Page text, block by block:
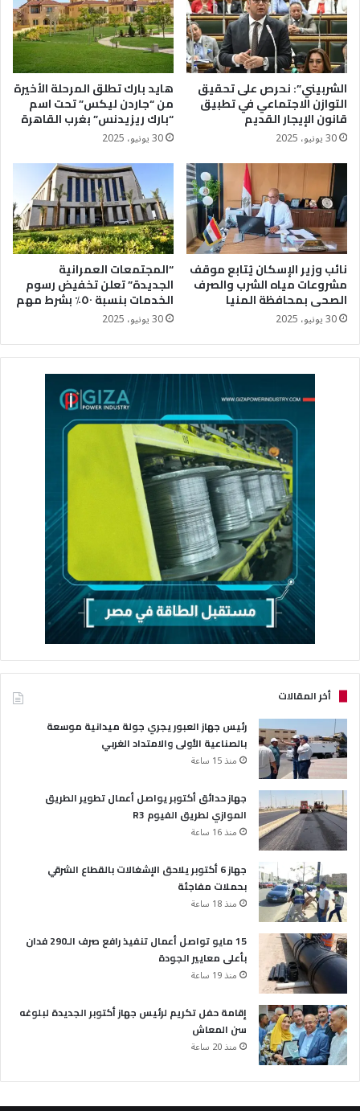
الشربيني”: نحرص على تحقيق
التوازن الاجتماعي في تطبيق
قانون الإيجار القديم
30 يونيو، 2025
هايد بارك تطلق المرحلة الأخيرة
من “جاردن ليكس” تحت اسم
“بارك ريزيدنس” بغرب القاهرة
30 يونيو، 2025
نائب وزير الإسكان يُتابع موقف
مشروعات مياه الشرب والصرف
الصحى بمحافظة المنيا
30 يونيو، 2025
“المجتمعات العمرانية
الجديدة” تعلن تخفيض رسوم
الخدمات بنسبة ٥٠٪؜ بشرط مهم
30 يونيو، 2025
أخر المقالات
رئيس جهاز العبور يجري جولة ميدانية موسعة
بالصناعية الأولى والامتداد الغربي
منذ 15 ساعة
جهاز حدائق أكتوبر يواصل أعمال تطوير الطريق
الموازي لطريق الفيوم R3
منذ 16 ساعة
جهاز 6 أكتوبر يلاحق الإشغالات بالقطاع الشرقي
بحملات مفاجئة
منذ 18 ساعة
15 مايو تواصل أعمال تنفيذ رافع صرف الـ290 فدان
بأعلى معايير الجودة
منذ 19 ساعة
إقامة حفل تكريم لرئيس جهاز أكتوبر الجديدة لبلوغه
سن المعاش
منذ 20 ساعة